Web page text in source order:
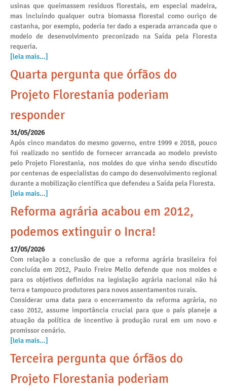
usinas que queimassem resíduos florestais, em especial madeira,
mas incluindo qualquer outra biomassa florestal como ouriço de
castanha, por exemplo, poderia ter dado a esperada arrancada que o
modelo de desenvolvimento preconizado na Saída pela Floresta
requeria.
[leia mais...]
Quarta pergunta que órfãos do
Projeto Florestania poderiam
responder
31/05/2026
Após cinco mandatos do mesmo governo, entre 1999 e 2018, pouco
foi realizado no sentido de fornecer arrancada ao modelo previsto
pelo Projeto Florestania, nos moldes do que vinha sendo discutido
por centenas de especialistas do campo do desenvolvimento regional
durante a mobilização científica que defendeu a Saída pela Floresta.
[leia mais...]
Reforma agrária acabou em 2012,
podemos extinguir o Incra!
17/05/2026
Com relação a conclusão de que a reforma agrária brasileira foi
concluída em 2012, Paulo Freire Mello defende que nos moldes e
para os objetivos definidos na legislação agrária nacional não há
terra e tampouco produtores para novos assentamentos rurais.
Considerar uma data para o encerramento da reforma agrária, no
caso 2012, assume importância crucial para que o país planeje a
atuação da política de incentivo à produção rural em um novo e
promissor cenário.
[leia mais...]
Terceira pergunta que órfãos do
Projeto Florestania poderiam